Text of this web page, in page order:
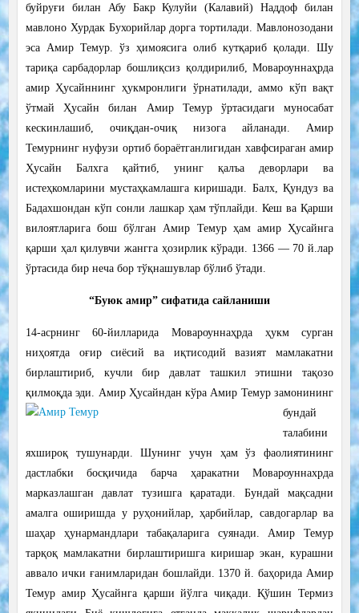
буйруғи билан Абу Бакр Кулуйи (Калавий) Наддоф билан
мавлоно Хурдак Бухорийлар дорга тортилади. Мавлонозодани
эса Амир Темур. ўз ҳимоясига олиб кутқариб қолади. Шу
тариқа сарбадорлар бошлиқсиз қолдирилиб, Мовароуннаҳрда
амир Ҳусайннинг ҳукмронлиги ўрнатилади, аммо кўп вақт
ўтмай Ҳусайн билан Амир Темур ўртасидаги муносабат
кескинлашиб, очиқдан-очиқ низога айланади. Амир
Темурнинг нуфузи ортиб бораётганлигидан хавфсираган амир
Ҳусайн Балхга қайтиб, унинг қалъа деворлари ва
истеҳкомларини мустаҳкамлашга киришади. Балх, Қундуз ва
Бадахшондан кўп сонли лашкар ҳам тўплайди. Кеш ва Қарши
вилоятларига бош бўлган Амир Темур ҳам амир Ҳусайнга
қарши ҳал қилувчи жангга ҳозирлик кўради. 1366 — 70 й.лар
ўртасида бир неча бор тўқнашувлар бўлиб ўтади.
“Буюк амир” сифатида сайланиши
14-асрнинг 60-йилларида Мовароуннаҳрда ҳукм сурган
ниҳоятда оғир сиёсий ва иқтисодий вазият мамлакатни
бирлаштириб, кучли бир давлат ташкил этишни тақозо
қилмоқда эди. Амир Ҳусайндан кўра Амир Темур замонининг
бундай
талабини
яхшироқ тушунарди. Шунинг учун ҳам ўз фаолиятининг
дастлабки босқичида барча ҳаракатни Мовароуннахрда
марказлашган давлат тузишга қаратади. Бундай мақсадни
амалга оширишда у руҳонийлар, ҳарбийлар, савдогарлар ва
шаҳар ҳунармандлари табақаларига суянади. Амир Темур
тарқоқ мамлакатни бирлаштиришга киришар экан, курашни
аввало ички ғанимларидан бошлайди. 1370 й. баҳорида Амир
Темур амир Ҳусайнга қарши йўлга чиқади. Қўшин Термиз